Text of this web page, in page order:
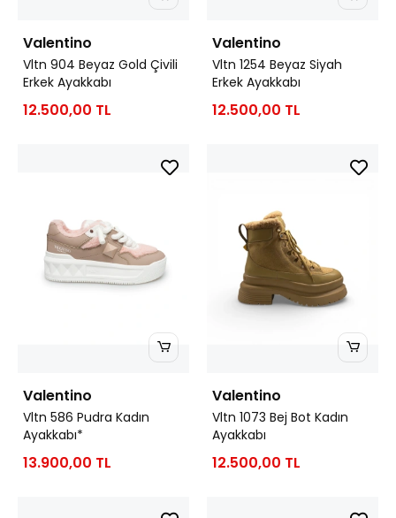
Valentino
Vltn 904 Beyaz Gold Çivili
Erkek Ayakkabı
12.500,00 TL
Valentino
Vltn 1254 Beyaz Siyah
Erkek Ayakkabı
12.500,00 TL
Valentino
Vltn 586 Pudra Kadın
Ayakkabı*
13.900,00 TL
Valentino
Vltn 1073 Bej Bot Kadın
Ayakkabı
12.500,00 TL